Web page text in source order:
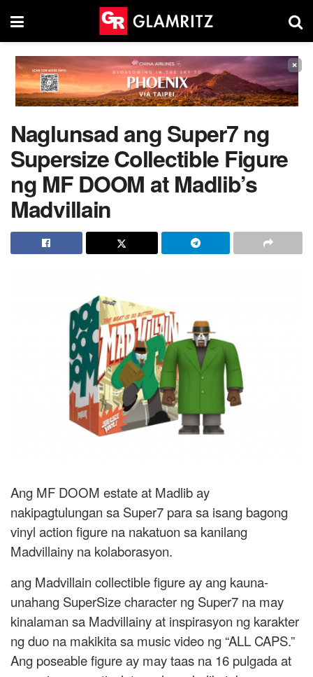
×
Naglunsad ang Super7 ng
Supersize Collectible Figure
ng MF DOOM at Madlib’s
Madvillain
Ang MF DOOM estate at Madlib ay
nakipagtulungan sa Super7 para sa isang bagong
vinyl action figure na nakatuon sa kanilang
Madvillainy na kolaborasyon.
ang Madvillain collectible figure ay ang kauna-
unahang SuperSize character ng Super7 na may
kinalaman sa Madvillainy at inspirasyon ng karakter
ng duo na makikita sa music video ng “ALL CAPS.”
Ang poseable figure ay may taas na 16 pulgada at